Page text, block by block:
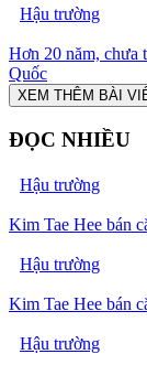
Hậu trường
Hơn 20 năm, chưa
Quốc
XEM THÊM BÀI
ĐỌC NHIỀU
Hậu trường
Kim Tae Hee bán
Hậu trường
Kim Tae Hee bán
Hậu trường